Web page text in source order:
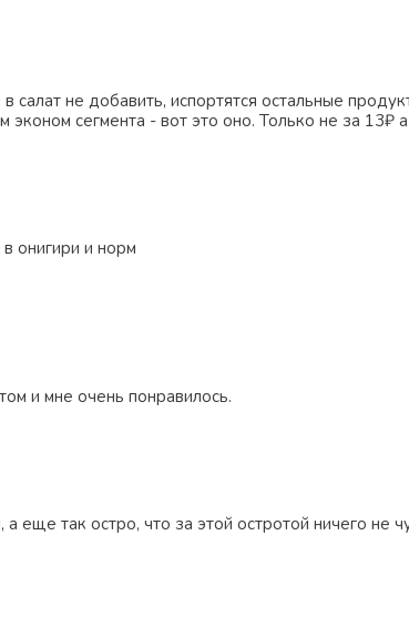
не добавить, испортятся остальные
эконом сегмента - вот это оно. Только не за 13₽
онигири и норм
и мне очень понравилось.
а еще так остро, что за этой остротой ничего не